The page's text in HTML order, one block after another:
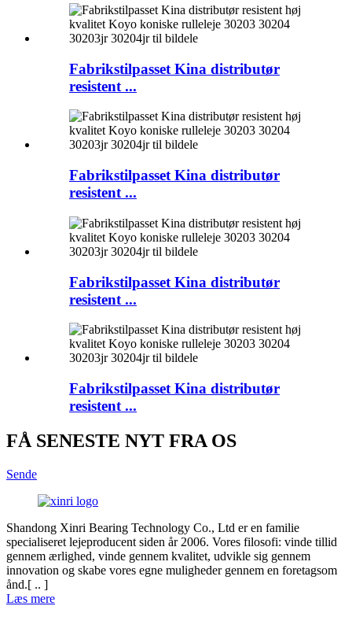
Fabrikstilpasset Kina distributør
resistent ...
Fabrikstilpasset Kina distributør
resistent ...
Fabrikstilpasset Kina distributør
resistent ...
Fabrikstilpasset Kina distributør
resistent ...
FÅ SENESTE NYT FRA OS
Sende
Shandong Xinri Bearing Technology Co., Ltd er en familie
specialiseret lejeproducent siden år 2006. Vores filosofi: vinde tillid
gennem ærlighed, vinde gennem kvalitet, udvikle sig gennem
innovation og skabe vores egne muligheder gennem en foretagsom
ånd.[ .. ]
Læs mere